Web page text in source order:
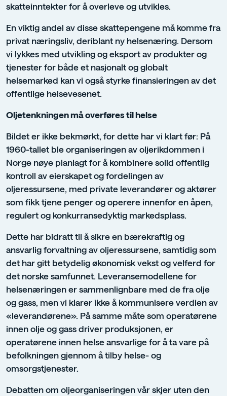
skatteinntekter for å overleve og utvikles.
En viktig andel av disse skattepengene må komme fra
privat næringsliv, deriblant ny helsenæring. Dersom
vi lykkes med utvikling og eksport av produkter og
tjenester for både et nasjonalt og globalt
helsemarked kan vi også styrke finansieringen av det
offentlige helsevesenet.
Oljetenkningen må overføres til helse
Bildet er ikke bekmørkt, for dette har vi klart før: På
1960-tallet ble organiseringen av oljerikdommen i
Norge nøye planlagt for å kombinere solid offentlig
kontroll av eierskapet og fordelingen av
oljeressursene, med private leverandører og aktører
som fikk tjene penger og operere innenfor en åpen,
regulert og konkurransedyktig markedsplass.
Dette har bidratt til å sikre en bærekraftig og
ansvarlig forvaltning av oljeressursene, samtidig som
det har gitt betydelig økonomisk vekst og velferd for
det norske samfunnet. Leveransemodellene for
helsenæringen er sammenlignbare med de fra olje
og gass, men vi klarer ikke å kommunisere verdien av
«leverandørene». På samme måte som operatørene
innen olje og gass driver produksjonen, er
operatørene innen helse ansvarlige for å ta vare på
befolkningen gjennom å tilby helse- og
omsorgstjenester.
Debatten om oljeorganiseringen vår skjer uten den